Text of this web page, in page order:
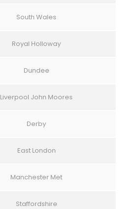
South Wales
Royal Holloway
Dundee
Liverpool John Moores
Derby
East London
Manchester Met
Staffordshire